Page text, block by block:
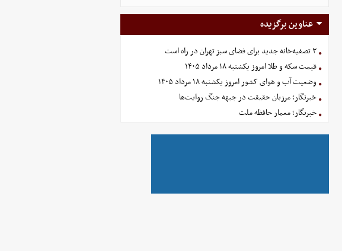
عناوین برگزیده
۳ تصفیه‌خانه جدید برای فضای سبز تهران در راه است
قیمت سکه و طلا امروز یکشنبه ۱۸ مرداد ۱۴۰۵
وضعیت آب و هوای کشور امروز یکشنبه ۱۸ مرداد ۱۴۰۵
خبرنگار؛ مرزبان حقیقت در جبهه جنگ روایت‌ها
خبرنگار؛ معمار حافظه ملت